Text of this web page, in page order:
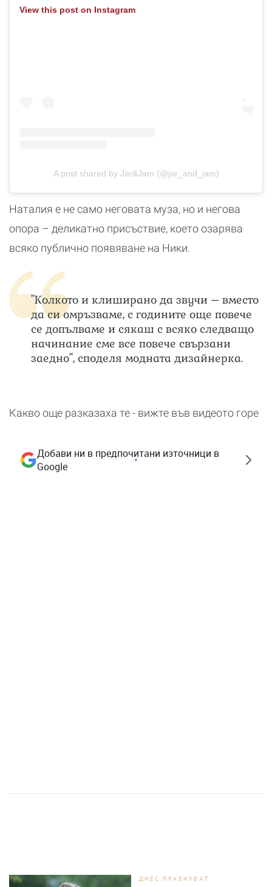
View this post on Instagram
A post shared by Jar&Jam (@jar_and_jam)
Наталия е не само неговата муза, но и негова
опора – деликатно присъствие, което озарява
всяко публично появяване на Ники.
"Колкото и клиширано да звучи – вместо
да си омръзваме, с годините още повече
се допълваме и сякаш с всяко следващо
начинание сме все повече свързани
заедно", споделя модната дизайнерка.
Какво още разказаха те - вижте във видеото горе
Добави ни в предпочитани източници в
Google
ДНЕС ПРАЗНУВАТ